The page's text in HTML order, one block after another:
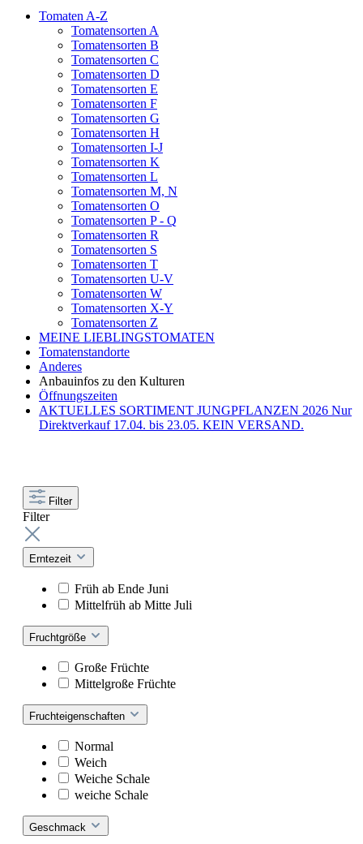
Tomaten A-Z
Tomatensorten A
Tomatensorten B
Tomatensorten C
Tomatensorten D
Tomatensorten E
Tomatensorten F
Tomatensorten G
Tomatensorten H
Tomatensorten I-J
Tomatensorten K
Tomatensorten L
Tomatensorten M, N
Tomatensorten O
Tomatensorten P - Q
Tomatensorten R
Tomatensorten S
Tomatensorten T
Tomatensorten U-V
Tomatensorten W
Tomatensorten X-Y
Tomatensorten Z
MEINE LIEBLINGSTOMATEN
Tomatenstandorte
Anderes
Anbauinfos zu den Kulturen
Öffnungszeiten
AKTUELLES SORTIMENT JUNGPFLANZEN 2026 Nur
Direktverkauf 17.04. bis 23.05. KEIN VERSAND.
Filter
Filter
Erntezeit
Früh ab Ende Juni
Mittelfrüh ab Mitte Juli
Fruchtgröße
Große Früchte
Mittelgroße Früchte
Fruchteigenschaften
Normal
Weich
Weiche Schale
weiche Schale
Geschmack